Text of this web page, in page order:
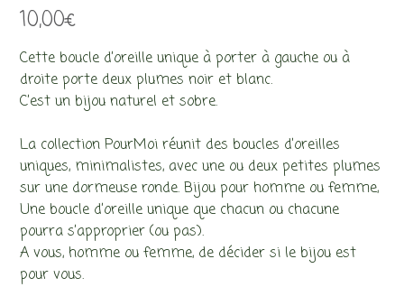
10,00€
Cette boucle d’oreille unique à porter à gauche ou à
droite porte deux plumes noir et blanc.
C’est un bijou naturel et sobre.
La collection PourMoi réunit des boucles d’oreilles
uniques, minimalistes, avec une ou deux petites plumes
sur une dormeuse ronde. Bijou pour homme ou femme,
Une boucle d’oreille unique que chacun ou chacune
pourra s’approprier (ou pas).
A vous, homme ou femme, de décider si le bijou est
pour vous.